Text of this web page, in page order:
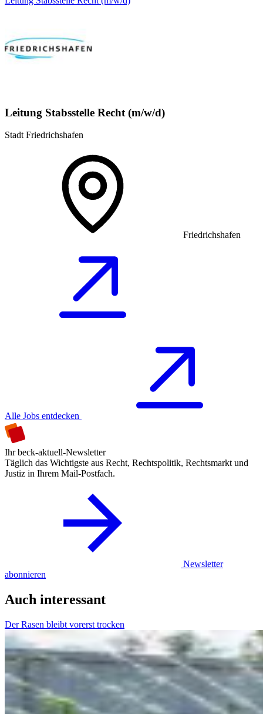
Leitung Stabsstelle Recht (m/w/d)
Stadt Friedrichshafen
Friedrichshafen
Alle Jobs entdecken
Ihr beck-aktuell-Newsletter
Täglich das Wichtigste aus Recht, Rechtspolitik, Rechtsmarkt und
Justiz in Ihrem Mail-Postfach.
Newsletter
abonnieren
Auch interessant
Der Rasen bleibt vorerst trocken